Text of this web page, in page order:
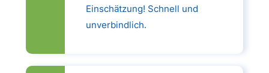
Einschätzung! Schnell und
unverbindlich.